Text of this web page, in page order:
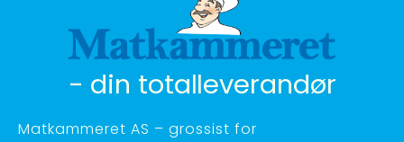
- din totalleverandør
Matkammeret AS – grossist for